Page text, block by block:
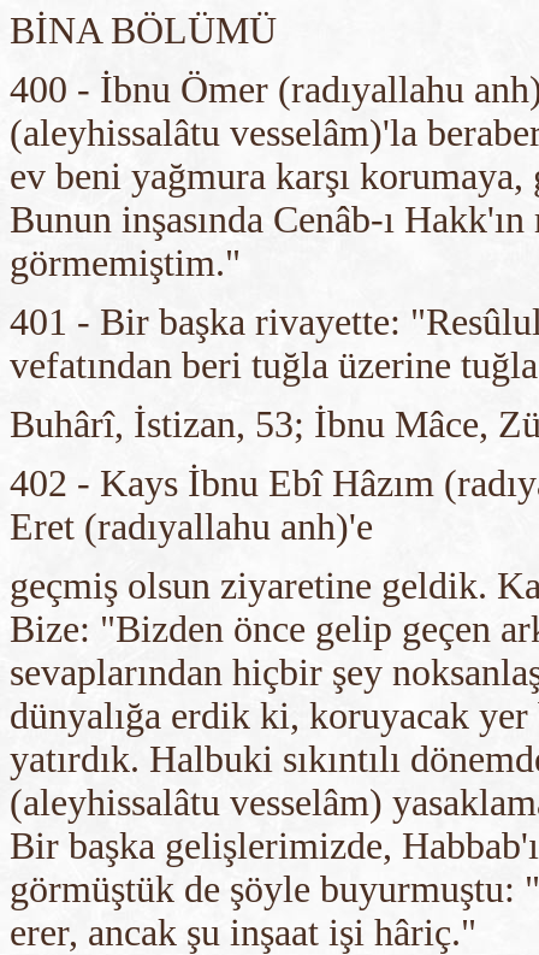
BİNA BÖLÜMÜ
400 - İbnu Ömer (radıyallahu
(aleyhissalâtu vesselâm)'la
ev beni yağmura karşı
Bunun inşasında Cenâb-ı
görmemiştim."
401 - Bir başka rivayette:
vefatından beri tuğla üzerine
Buhârî, İstizan, 53; İbnu Mâce,
402 - Kays İbnu Ebî Hâzım
Eret (radıyallahu anh)'e
geçmiş olsun ziyaretine geldik.
Bize: "Bizden önce gelip geçen
sevaplarından hiçbir şey
dünyalığa erdik ki, koruyacak
yatırdık. Halbuki sıkıntılı
(aleyhissalâtu vesselâm)
Bir başka gelişlerimizde,
görmüştük de şöyle buyurmuştu:
erer, ancak şu inşaat işi hâriç."